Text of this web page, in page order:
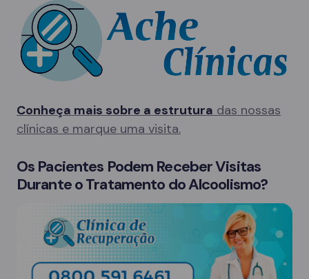
Conheça mais sobre a estrutura das nossas
clínicas e marque uma visita.
Os Pacientes Podem Receber Visitas
Durante o Tratamento do Alcoolismo?